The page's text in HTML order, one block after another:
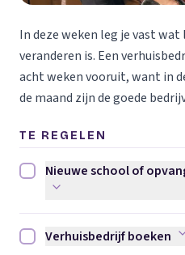
In deze weken leg je vast
veranderen is. Een
acht weken vooruit, want in
de maand zijn de goede
TE REGELEN
Nieuwe school of opvang
Nieuwe school of
Verhuisbedrijf boeken
Verhuisbedrijf boeken